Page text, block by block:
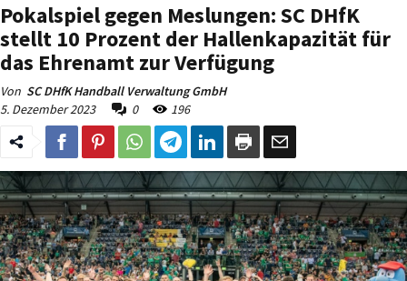
Pokalspiel gegen Meslungen: SC DHfK
stellt 10 Prozent der Hallenkapazität für
das Ehrenamt zur Verfügung
Von SC DHfK Handball Verwaltung GmbH
5. Dezember 2023
0 196